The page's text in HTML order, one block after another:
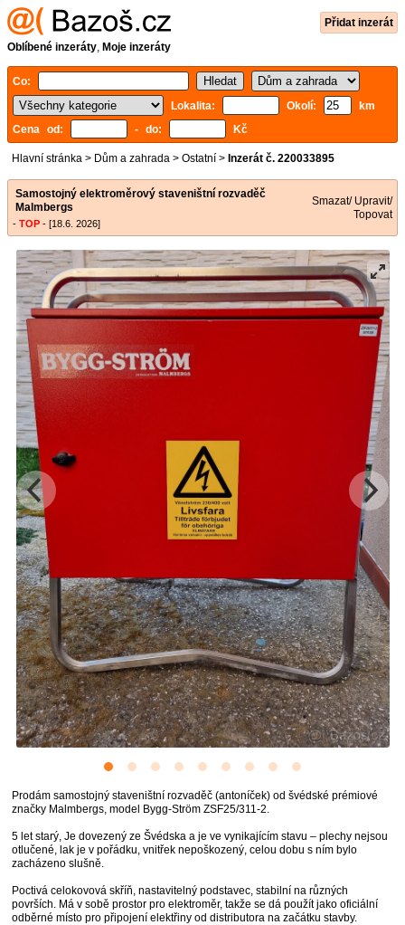
Přidat inzerát
Oblíbené inzeráty, Moje inzeráty
Co:
Lokalita:
Okolí:
km
Cena od:
- do: Kč
Hlavní stránka > Dům a zahrada > Ostatní > Inzerát č. 220033895
Samostojný elektroměrový staveništní rozvaděč
Malmbergs
- TOP - [18.6. 2026]
Smazat/ Upravit/
Topovat
Prodám samostojný staveništní rozvaděč (antoníček) od švédské prémiové
značky Malmbergs, model Bygg-Ström ZSF25/311-2.
5 let starý, Je dovezený ze Švédska a je ve vynikajícím stavu – plechy nejsou
otlučené, lak je v pořádku, vnitřek nepoškozený, celou dobu s ním bylo
zacházeno slušně.
Poctivá celokovová skříň, nastavitelný podstavec, stabilní na různých
površích. Má v sobě prostor pro elektroměr, takže se dá použít jako oficiální
odběrné místo pro připojení elektřiny od distributora na začátku stavby.